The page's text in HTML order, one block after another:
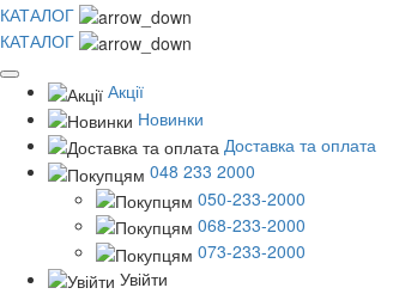
КАТАЛОГ
КАТАЛОГ
Акції
Новинки
Доставка та оплата
048 233 2000
050-233-2000
068-233-2000
073-233-2000
Увійти